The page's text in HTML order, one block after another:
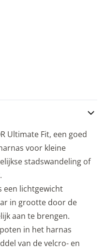
Ultimate Fit, een goed
voor kleine
stadswandeling of
een lichtgewicht
in grootte door de
aan te brengen.
in het harnas
van de velcro- en